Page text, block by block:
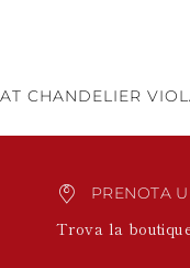
CHANDELIER
PRENOTA
Trova la